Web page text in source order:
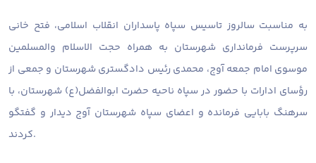
به مناسبت سالروز تاسیس سپاه پاسداران انقلاب اسلامی، فتح خانی
سرپرست فرمانداری شهرستان به همراه حجت الاسلام والمسلمین
موسوی امام جمعه آوج، محمدی رئیس دادگستری شهرستان و جمعی از
رؤسای ادارات با حضور در سپاه ناحیه حضرت ابوالفضل(ع) شهرستان، با
سرهنگ بابایی فرمانده و اعضای سپاه شهرستان آوج دیدار و گفتگو
کردند.